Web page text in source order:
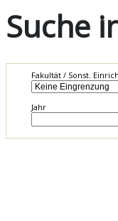
Suche
Fakultät / Sonst.
Jahr